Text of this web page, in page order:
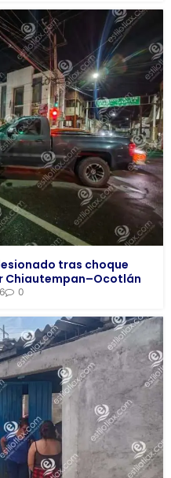
tras choque
Chiautempan–Ocotlán
0